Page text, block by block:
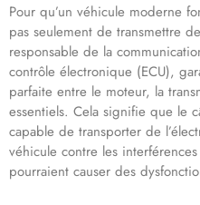
Pour qu’un véhicule moderne
pas seulement de transmettre
responsable de la
contrôle électronique (ECU),
parfaite entre le moteur, la
essentiels. Cela signifie que le
capable de transporter de
véhicule contre les
pourraient causer des